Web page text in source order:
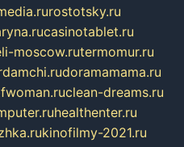
rostotsky.ru
casinotablet.ru
moscow.rutermomur.ru
doramamama.ru
clean-dreams.ru
healthenter.ru
kinofilmy-2021.ru